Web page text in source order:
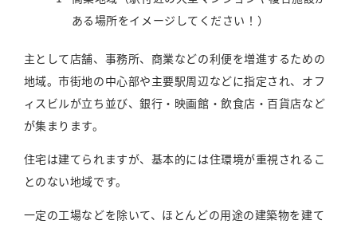
ある場所をイメージしてください！）
主として店舗、事務所、商業などの利便を増進するための
地域。市街地の中心部や主要駅周辺などに指定され、オフ
ィスビルが立ち並び、銀行・映画館・飲食店・百貨店など
が集まります。
住宅は建てられますが、基本的には住環境が重視されるこ
とのない地域です。
一定の工場などを除いて、ほとんどの用途の建築物を建て